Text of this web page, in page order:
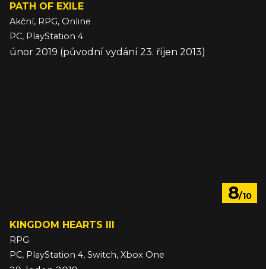
PATH OF EXILE
Akční, RPG, Online
PC, PlayStation 4
únor 2019 (původní vydání 23. říjen 2013)
8/10
KINGDOM HEARTS III
RPG
PC, PlayStation 4, Switch, Xbox One